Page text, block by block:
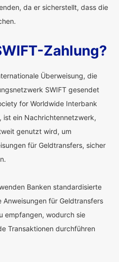
da er sicherstellt, dass die
Zahlung?
Überweisung, die
SWIFT gesendet
for Worldwide Interbank
ist ein Nachrichtennetzwerk,
genutzt wird, um
für Geldtransfers, sicher
Banken standardisierte
Anweisungen für Geldtransfers
empfangen, wodurch sie
Transaktionen durchführen